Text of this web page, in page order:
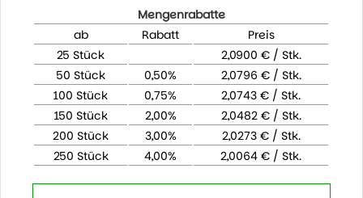
Mengenrabatte
ab
Rabatt
Preis
25 Stück
2,0900 € / Stk.
50 Stück
0,50%
2,0796 € / Stk.
100 Stück
0,75%
2,0743 € / Stk.
150 Stück
2,00%
2,0482 € / Stk.
200 Stück
3,00%
2,0273 € / Stk.
250 Stück
4,00% 2,0064 € / Stk.